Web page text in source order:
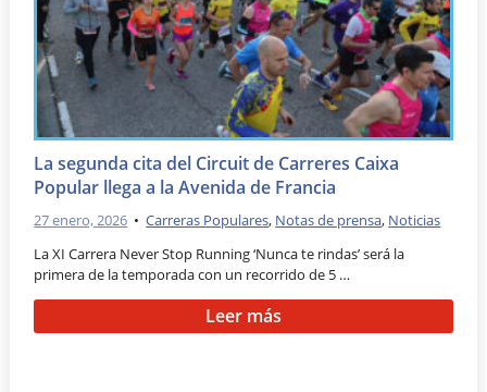
La segunda cita del Circuit de Carreres Caixa
Popular llega a la Avenida de Francia
27 enero, 2026 •Carreras Populares, Notas de prensa, Noticias
La XI Carrera Never Stop Running ‘Nunca te rindas’ será la
primera de la temporada con un recorrido de 5 …
Leer más